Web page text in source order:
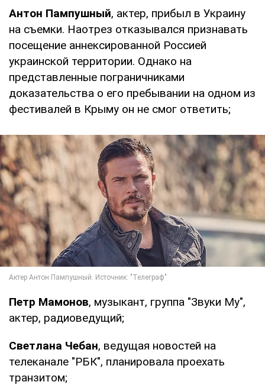
Антон Пампушный, актер, прибыл в Украину
на съемки. Наотрез отказывался признавать
посещение аннексированной Россией
украинской территории. Однако на
представленные пограничниками
доказательства о его пребывании на одном из
фестивалей в Крыму он не смог ответить;
Петр Мамонов, музыкант, группа "Звуки Му",
актер, радиоведущий;
Светлана Чебан, ведущая новостей на
телеканале "РБК", планировала проехать
транзитом;